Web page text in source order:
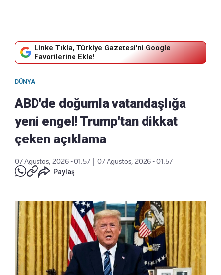
Linke Tıkla, Türkiye Gazetesi'ni Google
Favorilerine Ekle!
DÜNYA
ABD'de doğumla vatandaşlığa
yeni engel! Trump'tan dikkat
çeken açıklama
07 Ağustos, 2026 - 01:57
07 Ağustos, 2026 - 01:57
Paylaş